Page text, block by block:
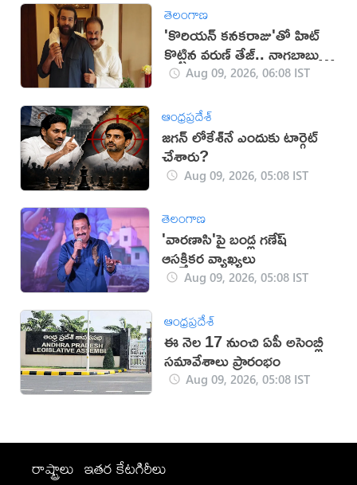
తెలంగాణ
'కొరియన్ కనకరాజు'తో హిట్
కొట్టిన వరుణ్ తేజ్.. నాగబాబు
ఎమోషనల్ పోస్ట్
Aug 09, 2026, 06:08 IST
ఆంధ్రప్రదేశ్
జగన్ లోకేశ్‌నే ఎందుకు టార్గెట్
చేశారు?
Aug 09, 2026, 05:08 IST
తెలంగాణ
'వారణాసి'పై బండ్ల గణేష్
ఆసక్తికర వ్యాఖ్యలు
Aug 09, 2026, 05:08 IST
ఆంధ్రప్రదేశ్
ఈ నెల 17 నుంచి ఏపీ అసెంబ్లీ
సమావేశాలు ప్రారంభం
Aug 09, 2026, 05:08 IST
రాష్ట్రాలు ఇతర కేటగిరీలు